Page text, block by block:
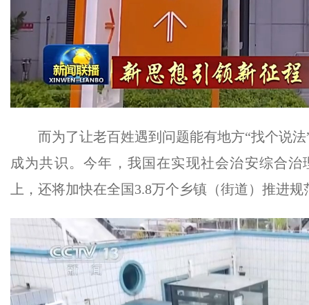
而为了让老百姓遇到问题能有地方“找个说
成为共识。今年，我国在实现社会治安综合
上，还将加快在全国3.8万个乡镇（街道）推进